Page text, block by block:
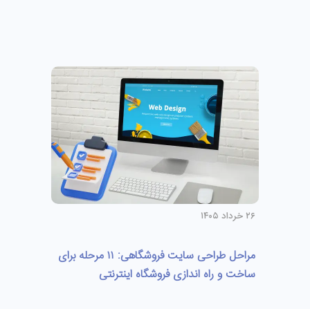
۲۶ خرداد ۱۴۰۵
مراحل طراحی سایت فروشگاهی: ۱۱ مرحله برای
ساخت و راه اندازی فروشگاه اینترنتی